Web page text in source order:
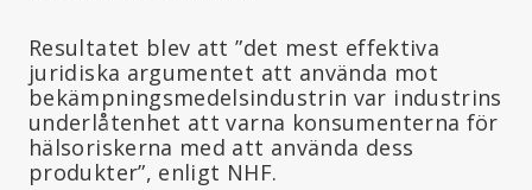
Resultatet blev att ”det mest effektiva
juridiska argumentet att använda mot
bekämpningsmedelsindustrin var industrins
underlåtenhet att varna konsumenterna för
hälsoriskerna med att använda dess
produkter”, enligt NHF.